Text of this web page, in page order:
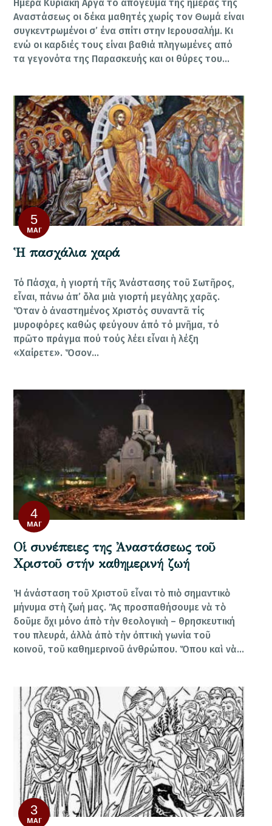
Ημέρα Κυριακή Αργά το απόγευμα της ημέρας της
Αναστάσεως οι δέκα μαθητές χωρίς τον Θωμά είναι
συγκεντρωμένοι σ’ ένα σπίτι στην Ιερουσαλήμ. Κι
ενώ οι καρδιές τους είναι βαθιά πληγωμένες από
τα γεγονότα της Παρασκευής και οι θύρες του…
5
ΜΆΙ
Ἡ πασχάλια χαρά
Τό Πάσχα, ἡ γιορτή τῆς Ἀνάστασης τοῦ Σωτῆρος,
εἶναι, πάνω ἀπ’ ὅλα μιὰ γιορτή μεγάλης χαρᾶς.
Ὅταν ὁ ἀναστημένος Χριστός συναντᾶ τίς
μυροφόρες καθώς φεύγουν ἀπό τό μνῆμα, τό
πρῶτο πράγμα πού τούς λέει εἶναι ἡ λέξη
«Χαίρετε». Ὅσον…
4
ΜΆΙ
Οἱ συνέπειες της Ἀναστάσεως τοῦ
Χριστοῦ στήν καθημερινή ζωή
Ἡ ἀνάσταση τοῦ Χριστοῦ εἶναι τὸ πιὸ σημαντικὸ
μήνυμα στὴ ζωή μας. Ἂς προσπαθήσουμε νὰ τὸ
δοῦμε ὄχι μόνο ἀπὸ τὴν θεολογικὴ – θρησκευτική
του πλευρά, ἀλλὰ ἀπὸ τὴν ὀπτικὴ γωνία τοῦ
κοινοῦ, τοῦ καθημερινοῦ ἀνθρώπου. Ὅπου καὶ νὰ…
3
ΜΆΙ